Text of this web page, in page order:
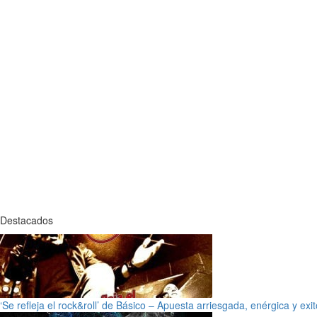
Destacados
‘Se refleja el rock&roll’ de Básico – Apuesta arriesgada, enérgica y